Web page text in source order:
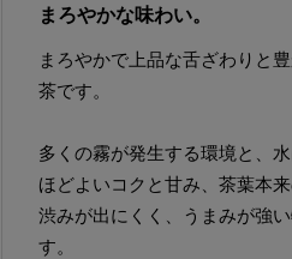
まろやかな味わい。
まろやかで上品な舌ざわりと
茶です。
多くの霧が発生する環境と、
ほどよいコクと甘み、茶葉本
渋みが出にくく、うまみが強
す。